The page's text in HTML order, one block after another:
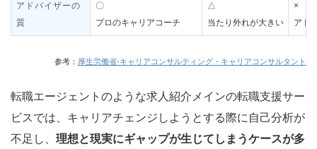
アドバイザーの
質
〇
プロのキャリアコーチ
△
当たり外れが大きい
×
アド
参考： 厚生労働省-キャリアコンサルティング・キャリアコンサルタント
転職エージェントのような求人紹介メインの転職支援サー
ビスでは、キャリアチェンジしようとする際に自己分析が
不足し、 理想と現実にギャップが生じてしまうケースが多